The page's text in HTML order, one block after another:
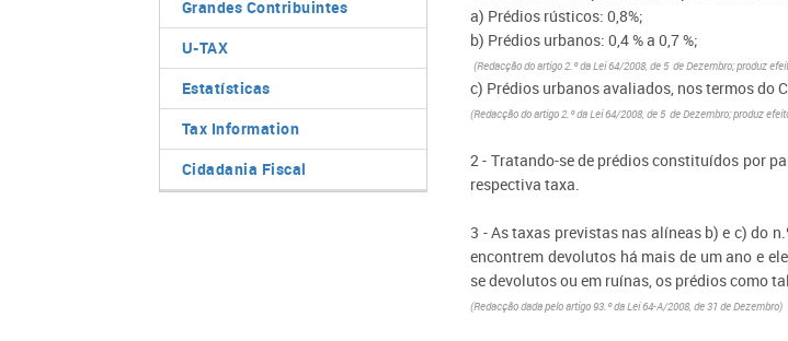
Grandes Contribuintes
U-TAX
Estatísticas
Tax Information
Cidadania Fiscal
a) Prédios rústicos: 0,8%;
b) Prédios urbanos: 0,4 % a 0,7 %;
(Redacção do artigo 2.º da Lei 64/2008, de 5 de Dezembro; produz
c) Prédios urbanos avaliados, nos termos do
(Redacção do artigo 2.º da Lei 64/2008, de 5 de Dezembro; produz
2 - Tratando-se de prédios constituídos por
respectiva taxa.
3 - As taxas previstas nas alíneas b) e c) do
encontrem devolutos há mais de um ano e
se devolutos ou em ruínas, os prédios como
(Redacção dada pelo artigo 93.º da Lei 64-A/2008, de 31 de Dezembro)